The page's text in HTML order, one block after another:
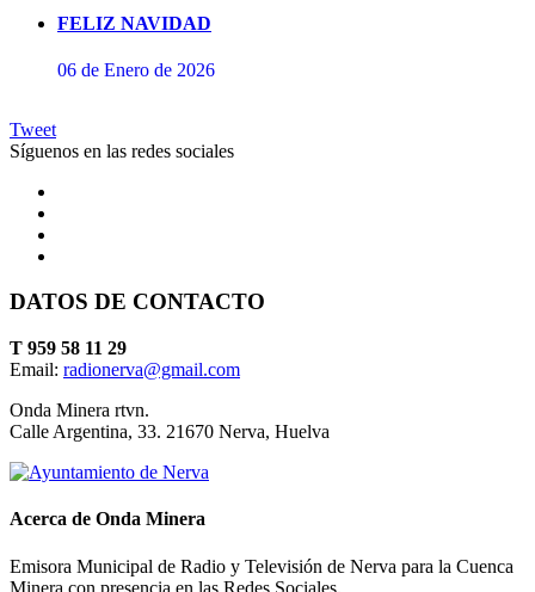
FELIZ NAVIDAD
06 de Enero de 2026
Concierto de Perianes
Tweet
Síguenos en las redes sociales
DATOS DE CONTACTO
T 959 58 11 29
Email: radionerva@gmail.com
Onda Minera rtvn.
Calle Argentina, 33. 21670 Nerva, Huelva
Acerca de Onda Minera
Emisora Municipal de Radio y Televisión de Nerva para la Cuenca
Minera con presencia en las Redes Sociales.